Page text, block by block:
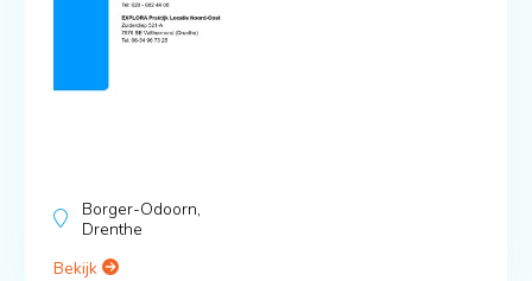
Borger-Odoorn,
Drenthe
Bekijk